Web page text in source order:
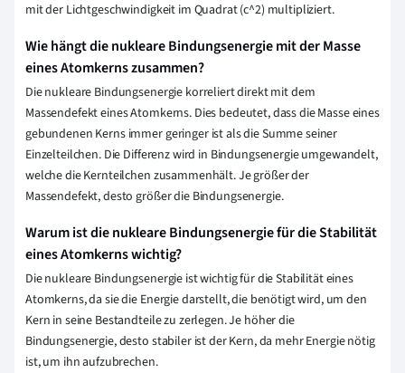
mit der Lichtgeschwindigkeit im Quadrat (c^2) multipliziert.
Wie hängt die nukleare Bindungsenergie mit der Masse
eines Atomkerns zusammen?
Die nukleare Bindungsenergie korreliert direkt mit dem
Massendefekt eines Atomkerns. Dies bedeutet, dass die Masse eines
gebundenen Kerns immer geringer ist als die Summe seiner
Einzelteilchen. Die Differenz wird in Bindungsenergie umgewandelt,
welche die Kernteilchen zusammenhält. Je größer der
Massendefekt, desto größer die Bindungsenergie.
Warum ist die nukleare Bindungsenergie für die Stabilität
eines Atomkerns wichtig?
Die nukleare Bindungsenergie ist wichtig für die Stabilität eines
Atomkerns, da sie die Energie darstellt, die benötigt wird, um den
Kern in seine Bestandteile zu zerlegen. Je höher die
Bindungsenergie, desto stabiler ist der Kern, da mehr Energie nötig
ist, um ihn aufzubrechen.